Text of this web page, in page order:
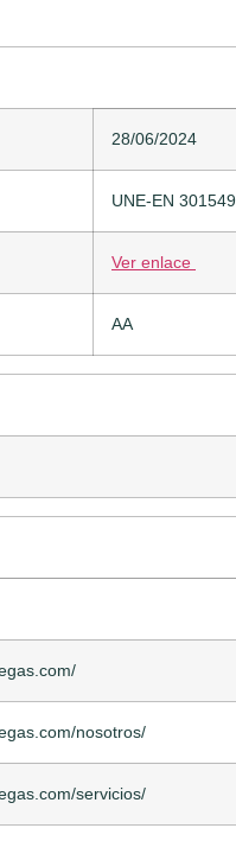
28/06/2024
UNE-EN
Ver enlace
AA
nosotros/
servicios/